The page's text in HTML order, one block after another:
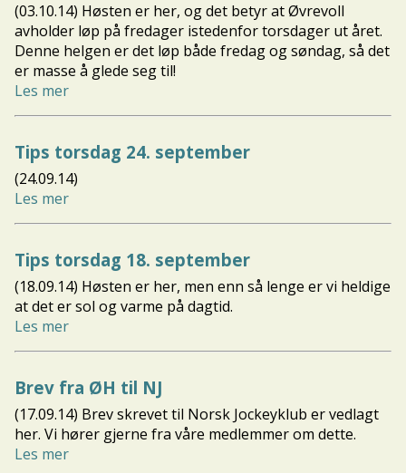
(03.10.14) Høsten er her, og det betyr at Øvrevoll
avholder løp på fredager istedenfor torsdager ut året.
Denne helgen er det løp både fredag og søndag, så det
er masse å glede seg til!
Les mer
Tips torsdag 24. september
(24.09.14)
Les mer
Tips torsdag 18. september
(18.09.14) Høsten er her, men enn så lenge er vi heldige
at det er sol og varme på dagtid.
Les mer
Brev fra ØH til NJ
(17.09.14) Brev skrevet til Norsk Jockeyklub er vedlagt
her. Vi hører gjerne fra våre medlemmer om dette.
Les mer